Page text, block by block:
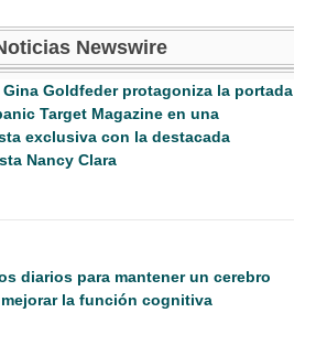
Newswire
Gina Goldfeder protagoniza la portada
Target Magazine en una
exclusiva con la destacada
Nancy Clara
diarios para mantener un cerebro
la función cognitiva